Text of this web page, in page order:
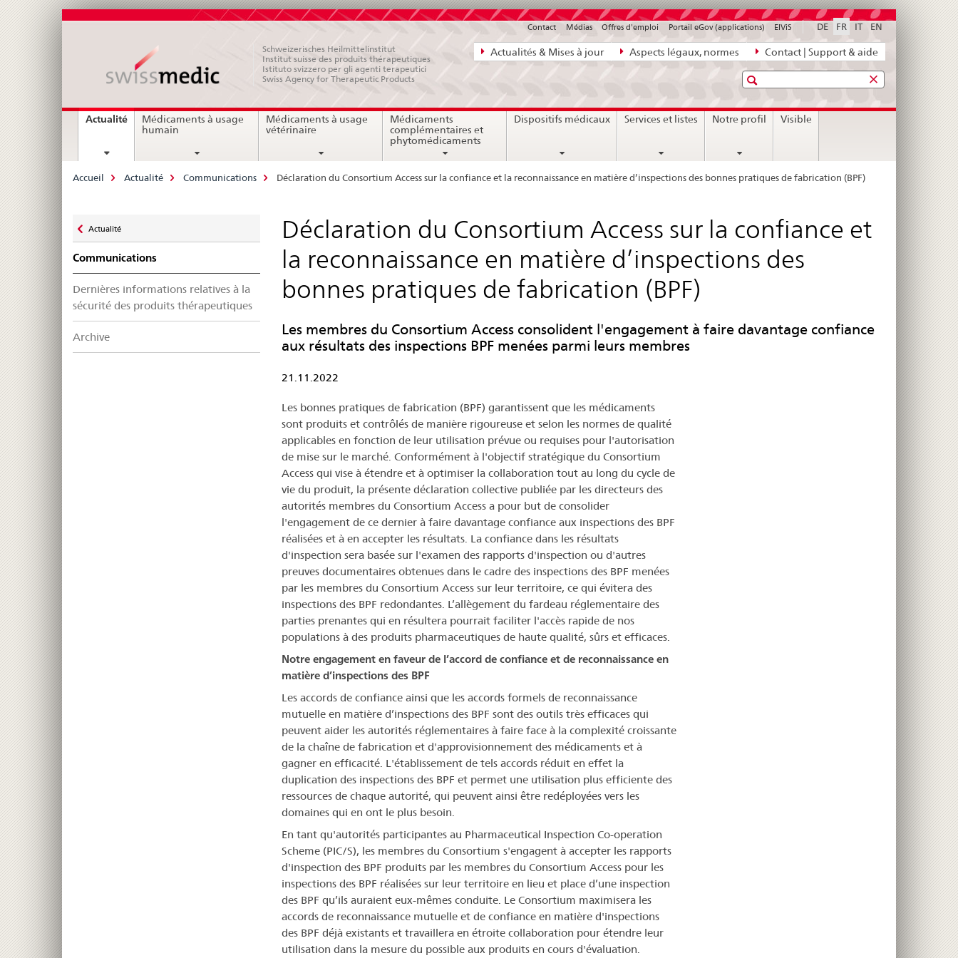
Navigation
directe:
bases
juridiques,
contact
Actualités & Mises à jour Aspects légaux, normes Contact | Support & aide
DE FR IT EN
Contact Médias Offres d'emploi Portail eGov (applications) ElViS
Schweizerisches Heilmittelinstitut
Institut suisse des produits thérapeutiques
Istituto svizzero per gli agenti terapeutici
Swiss Agency for Therapeutic Products
Recherche
Navigation
Actualitécurrent
page
Médicaments à usage
humain
Médicaments à usage
vétérinaire
Médicaments
complémentaires et
phytomédicaments
Dispositifs médicaux Services et listes Notre profil Visible
Breadcrumb
Accueil Actualité Communications Déclaration du Consortium Access sur la confiance et la reconnaissance en matière d’inspections des bonnes pratiques de fabrication (BPF)
zu
Actualité
Communications
Dernières informations relatives à la
sécurité des produits thérapeutiques
Archive
Déclaration du Consortium Access sur la confiance et
la reconnaissance en matière d’inspections des
bonnes pratiques de fabrication (BPF)
Les membres du Consortium Access consolident l'engagement à faire davantage confiance
aux résultats des inspections BPF menées parmi leurs membres
21.11.2022
Les bonnes pratiques de fabrication (BPF) garantissent que les médicaments
sont produits et contrôlés de manière rigoureuse et selon les normes de qualité
applicables en fonction de leur utilisation prévue ou requises pour l'autorisation
de mise sur le marché. Conformément à l'objectif stratégique du Consortium
Access qui vise à étendre et à optimiser la collaboration tout au long du cycle de
vie du produit, la présente déclaration collective publiée par les directeurs des
autorités membres du Consortium Access a pour but de consolider
l'engagement de ce dernier à faire davantage confiance aux inspections des BPF
réalisées et à en accepter les résultats. La confiance dans les résultats
d'inspection sera basée sur l'examen des rapports d'inspection ou d'autres
preuves documentaires obtenues dans le cadre des inspections des BPF menées
par les membres du Consortium Access sur leur territoire, ce qui évitera des
inspections des BPF redondantes. L’allègement du fardeau réglementaire des
parties prenantes qui en résultera pourrait faciliter l'accès rapide de nos
populations à des produits pharmaceutiques de haute qualité, sûrs et efficaces.
Notre engagement en faveur de l’accord de confiance et de reconnaissance en
matière d’inspections des BPF
Les accords de confiance ainsi que les accords formels de reconnaissance
mutuelle en matière d’inspections des BPF sont des outils très efficaces qui
peuvent aider les autorités réglementaires à faire face à la complexité croissante
de la chaîne de fabrication et d'approvisionnement des médicaments et à
gagner en efficacité. L'établissement de tels accords réduit en effet la
duplication des inspections des BPF et permet une utilisation plus efficiente des
ressources de chaque autorité, qui peuvent ainsi être redéployées vers les
domaines qui en ont le plus besoin.
En tant qu'autorités participantes au Pharmaceutical Inspection Co-operation
Scheme (PIC/S), les membres du Consortium s'engagent à accepter les rapports
d'inspection des BPF produits par les membres du Consortium Access pour les
inspections des BPF réalisées sur leur territoire en lieu et place d’une inspection
des BPF qu’ils auraient eux-mêmes conduite. Le Consortium maximisera les
accords de reconnaissance mutuelle et de confiance en matière d'inspections
des BPF déjà existants et travaillera en étroite collaboration pour étendre leur
utilisation dans la mesure du possible aux produits en cours d'évaluation.